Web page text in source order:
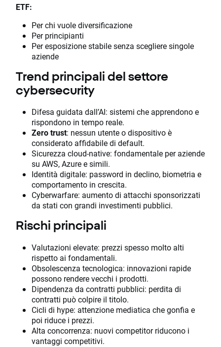
ETF:
Per chi vuole diversificazione
Per principianti
Per esposizione stabile senza scegliere singole
aziende
Trend principali del settore
cybersecurity
Difesa guidata dall’AI: sistemi che apprendono e
rispondono in tempo reale.
Zero trust: nessun utente o dispositivo è
considerato affidabile di default.
Sicurezza cloud-native: fondamentale per aziende
su AWS, Azure e simili.
Identità digitale: password in declino, biometria e
comportamento in crescita.
Cyberwarfare: aumento di attacchi sponsorizzati
da stati con grandi investimenti pubblici.
Rischi principali
Valutazioni elevate: prezzi spesso molto alti
rispetto ai fondamentali.
Obsolescenza tecnologica: innovazioni rapide
possono rendere vecchi i prodotti.
Dipendenza da contratti pubblici: perdita di
contratti può colpire il titolo.
Cicli di hype: attenzione mediatica che gonfia e
poi riduce i prezzi.
Alta concorrenza: nuovi competitor riducono i
vantaggi competitivi.